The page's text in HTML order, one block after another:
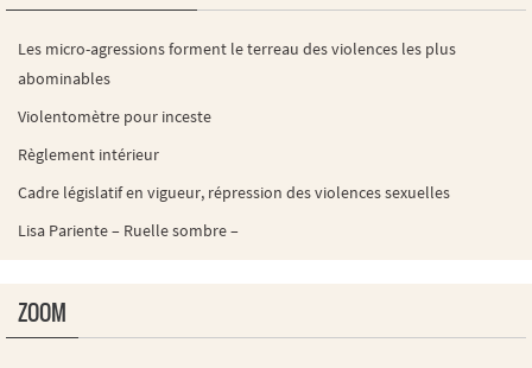
Les micro-agressions forment le terreau des violences les plus
abominables
Violentomètre pour inceste
Règlement intérieur
Cadre législatif en vigueur, répression des violences sexuelles
Lisa Pariente – Ruelle sombre –
ZOOM